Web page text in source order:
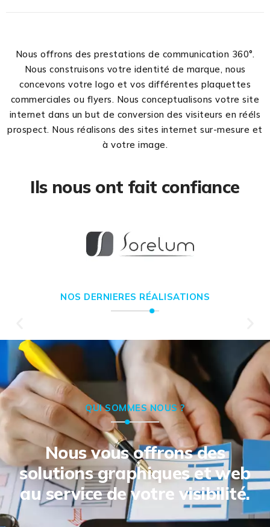
Nous offrons des prestations de communication 360°.
Nous construisons votre identité de marque, nous
concevons votre logo et vos différentes plaquettes
commerciales ou flyers. Nous conceptualisons votre site
internet dans un but de conversion des visiteurs en rééls
prospect. Nous réalisons des sites internet sur-mesure et
à votre image.
Ils nous ont fait confiance
NOS DERNIERES RÉALISATIONS
QUI SOMMES NOUS ?
Nous vous offrons des
solutions graphiques et web
au service de votre visibilité.